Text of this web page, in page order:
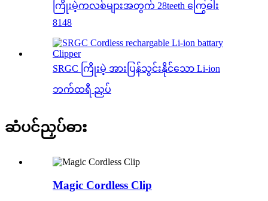
ကြိုးမဲ့ကလစ်များအတွက် 28teeth ကြွေဓါး
8148
SRGC ကြိုးမဲ့ အားပြန်သွင်းနိုင်သော Li-ion
ဘက်ထရီ ညှပ်
ဆံပင်ညှပ်ဓား
Magic Cordless Clip